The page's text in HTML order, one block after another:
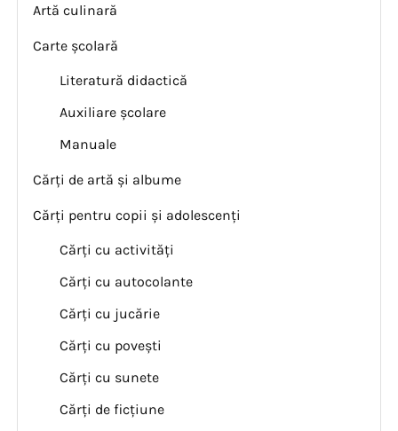
Artă culinară
Carte școlară
Literatură didactică
Auxiliare școlare
Manuale
Cărți de artă și albume
Cărți pentru copii și adolescenți
Cărți cu activități
Cărți cu autocolante
Cărți cu jucărie
Cărți cu povești
Cărți cu sunete
Cărți de ficțiune